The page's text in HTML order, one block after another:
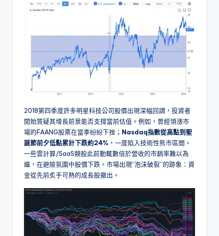
2018第四季度許多明星科技公司股價出現深幅回調，投資者
開始質疑其增長前景能否支撐當前估值。例如，曾經領漲市
場的FAANG股票在當季紛紛下挫； Nasdaq指數從高點到聖
誕節前夕低點累計下跌約24% ，一度陷入技術性熊市區間。
一些雲計算/SaaS類股此前動輒數倍於營收的市銷率難以為
繼，在避險氛圍中股價下跌。市場出現“泡沫破裂”的跡象：資
金從先前炙手可熱的成長股撤出。